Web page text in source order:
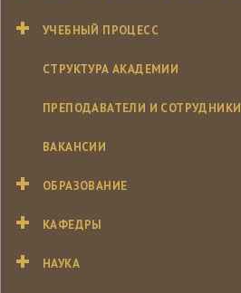
УЧЕБНЫЙ ПРОЦЕСС
СТРУКТУРА АКАДЕМИИ
ПРЕПОДАВАТЕЛИ И СОТРУДНИКИ
ВАКАНСИИ
ОБРАЗОВАНИЕ
КАФЕДРЫ
НАУКА